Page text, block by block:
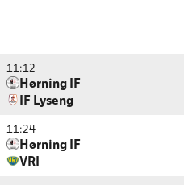
11:12
Hørning IF
IF Lyseng
11:24
Hørning IF
VRI